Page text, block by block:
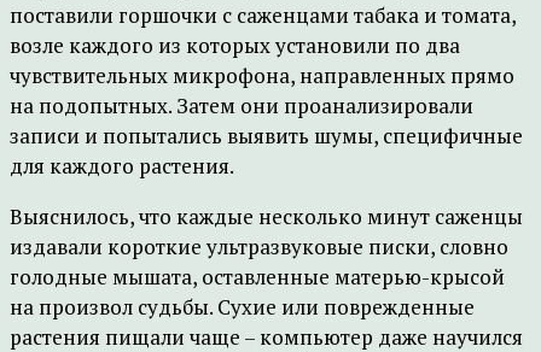
поставили горшочки с саженцами табака и томата,
возле каждого из которых установили по два
чувствительных микрофона, направленных прямо
на подопытных. Затем они проанализировали
записи и попытались выявить шумы, специфичные
для каждого растения.
Выяснилось, что каждые несколько минут саженцы
издавали короткие ультразвуковые писки, словно
голодные мышата, оставленные матерью-крысой
на произвол судьбы. Сухие или поврежденные
растения пищали чаще – компьютер даже научился